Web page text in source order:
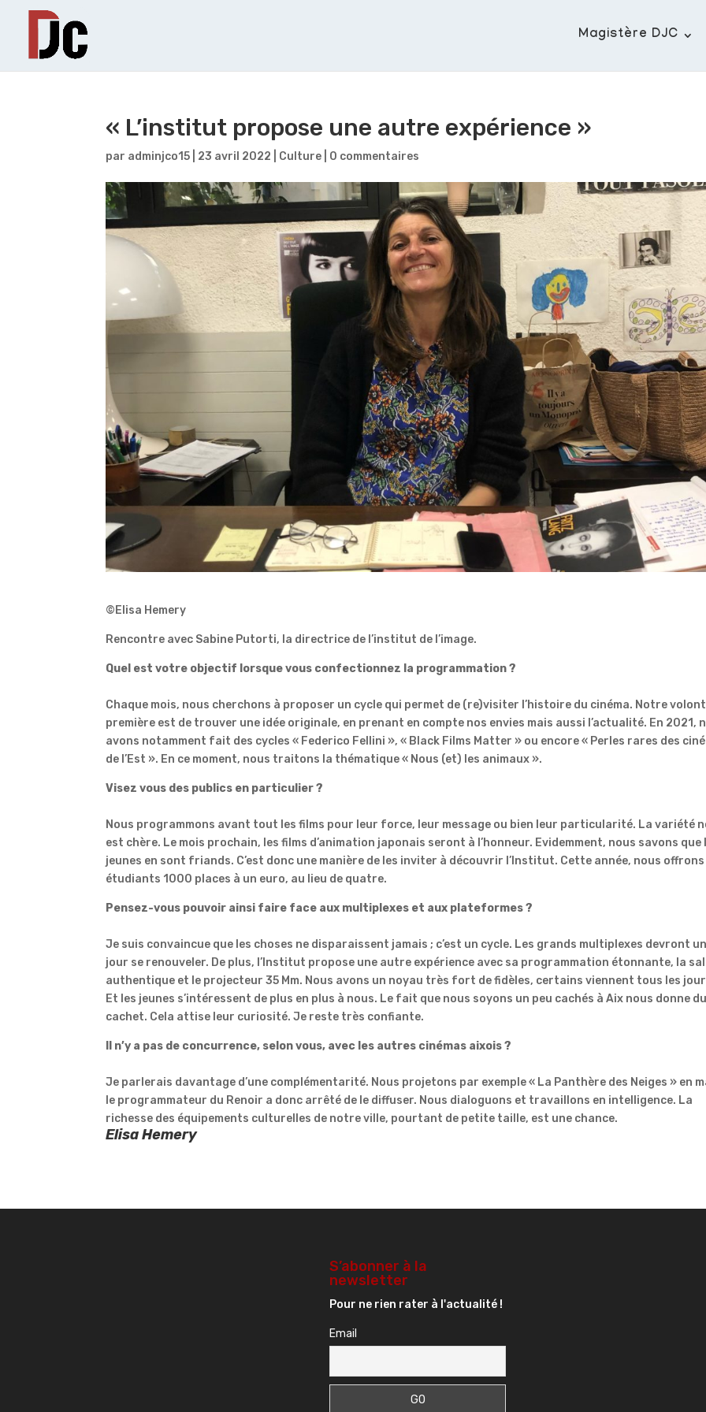
Magistère DJC
« L’institut propose une autre expérience »
par adminjco15 23 avril 2022 Culture 0 commentaires
©Elisa Hemery
Rencontre avec Sabine Putorti, la directrice de l’institut de l’image.
Quel est votre objectif lorsque vous confectionnez la programmation ?
Chaque mois, nous cherchons à proposer un cycle qui permet de (re)visiter l’histoire du cinéma. Notre
première est de trouver une idée originale, en prenant en compte nos envies mais aussi l’actualité. En 2021,
avons notamment fait des cycles « Federico Fellini », « Black Films Matter » ou encore « Perles rares des
de l’Est ». En ce moment, nous traitons la thématique « Nous (et) les animaux ».
Visez vous des publics en particulier ?
Nous programmons avant tout les films pour leur force, leur message ou bien leur particularité. La variété
est chère. Le mois prochain, les films d’animation japonais seront à l’honneur. Evidemment, nous savons que
jeunes en sont friands. C’est donc une manière de les inviter à découvrir l’Institut. Cette année, nous
étudiants 1000 places à un euro, au lieu de quatre.
Pensez-vous pouvoir ainsi faire face aux multiplexes et aux plateformes ?
Je suis convaincue que les choses ne disparaissent jamais ; c’est un cycle. Les grands multiplexes devront
jour se renouveler. De plus, l’Institut propose une autre expérience avec sa programmation étonnante, la
authentique et le projecteur 35 Mm. Nous avons un noyau très fort de fidèles, certains viennent tous les
Et les jeunes s’intéressent de plus en plus à nous. Le fait que nous soyons un peu cachés à Aix nous donne
cachet. Cela attise leur curiosité. Je reste très confiante.
Il n’y a pas de concurrence, selon vous, avec les autres cinémas aixois ?
Je parlerais davantage d’une complémentarité. Nous projetons par exemple « La Panthère des Neiges » en
le programmateur du Renoir a donc arrêté de le diffuser. Nous dialoguons et travaillons en intelligence. La
richesse des équipements culturelles de notre ville, pourtant de petite taille, est une chance.
Elisa Hemery
S’abonner à la
newsletter
Pour ne rien rater à l'actualité !
Email